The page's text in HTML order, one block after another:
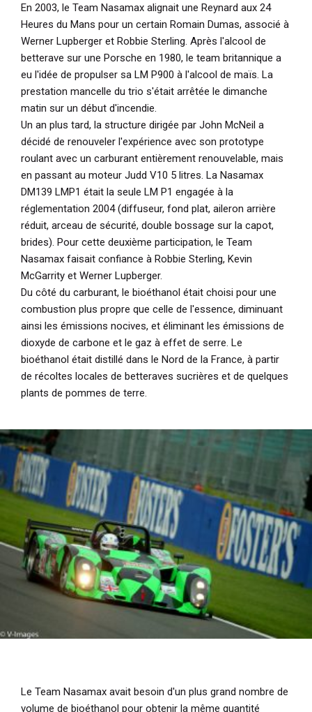
En 2003, le Team Nasamax alignait une Reynard aux 24
Heures du Mans pour un certain Romain Dumas, associé à
Werner Lupberger et Robbie Sterling. Après l'alcool de
betterave sur une Porsche en 1980, le team britannique a
eu l'idée de propulser sa LM P900 à l'alcool de maïs. La
prestation mancelle du trio s'était arrêtée le dimanche
matin sur un début d'incendie.
Un an plus tard, la structure dirigée par John McNeil a
décidé de renouveler l'expérience avec son prototype
roulant avec un carburant entièrement renouvelable, mais
en passant au moteur Judd V10 5 litres. La Nasamax
DM139 LMP1 était la seule LM P1 engagée à la
réglementation 2004 (diffuseur, fond plat, aileron arrière
réduit, arceau de sécurité, double bossage sur la capot,
brides). Pour cette deuxième participation, le Team
Nasamax faisait confiance à Robbie Sterling, Kevin
McGarrity et Werner Lupberger.
Du côté du carburant, le bioéthanol était choisi pour une
combustion plus propre que celle de l'essence, diminuant
ainsi les émissions nocives, et éliminant les émissions de
dioxyde de carbone et le gaz à effet de serre. Le
bioéthanol était distillé dans le Nord de la France, à partir
de récoltes locales de betteraves sucrières et de quelques
plants de pommes de terre.
Le Team Nasamax avait besoin d'un plus grand nombre de
volume de bioéthanol pour obtenir la même quantité